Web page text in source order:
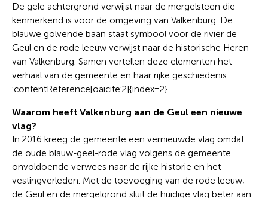
De gele achtergrond verwijst naar de mergelsteen die
kenmerkend is voor de omgeving van Valkenburg. De
blauwe golvende baan staat symbool voor de rivier de
Geul en de rode leeuw verwijst naar de historische Heren
van Valkenburg. Samen vertellen deze elementen het
verhaal van de gemeente en haar rijke geschiedenis.
:contentReference[oaicite:2]{index=2}
Waarom heeft Valkenburg aan de Geul een nieuwe
vlag?
In 2016 kreeg de gemeente een vernieuwde vlag omdat
de oude blauw-geel-rode vlag volgens de gemeente
onvoldoende verwees naar de rijke historie en het
vestingverleden. Met de toevoeging van de rode leeuw,
de Geul en de mergelgrond sluit de huidige vlag beter aan